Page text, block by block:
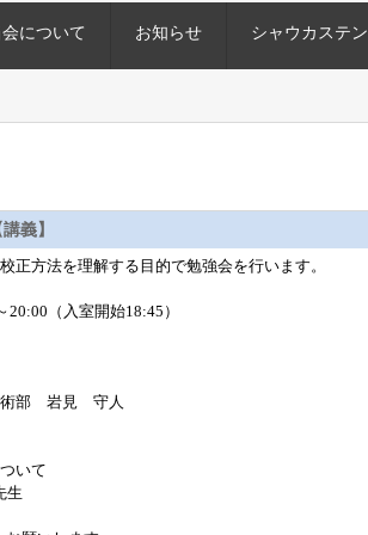
会について お知らせ シャウカステン
義】
正方法を理解する目的で勉強会を行います。
（入室開始18:45）
術部 岩見 守人
いて
生